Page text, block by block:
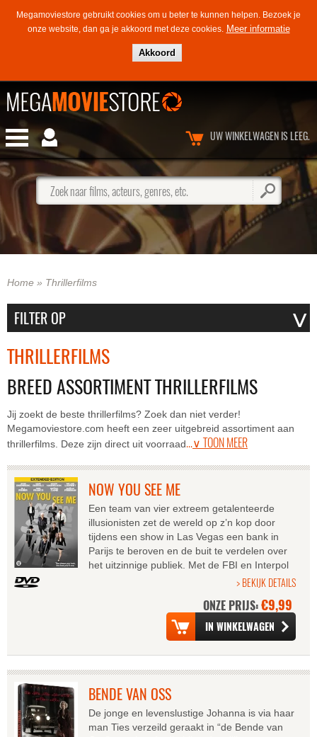
Megamoviestore gebruikt cookies om u beter te kunnen helpen. Bezoek je
onze website, dan ga je akkoord met deze cookies. Meer informatie
Akkoord
UW WINKELWAGEN IS LEEG.
Zoek naar films, acteurs, genres, etc.
Home » Thrillerfilms
THRILLERFILMS
BREED ASSORTIMENT THRILLERFILMS
Jij zoekt de beste thrillerfilms? Zoek dan niet verder!
Megamoviestore.com heeft een zeer uitgebreid assortiment aan
thrillerfilms. Deze zijn direct uit voorraad...∨ TOON MEER
NOW YOU SEE ME
Een team van vier extreem getalenteerde
illusionisten zet de wereld op z’n kop door
tijdens een show in Las Vegas een bank in
Parijs te beroven en de buit te verdelen over
het uitzinnige publiek. Met de FBI en Interpol
> BEKIJK DETAILS
ONZE PRIJS:€9,99
BENDE VAN OSS
De jonge en levenslustige Johanna is via haar
man Ties verzeild geraakt in “de Bende van